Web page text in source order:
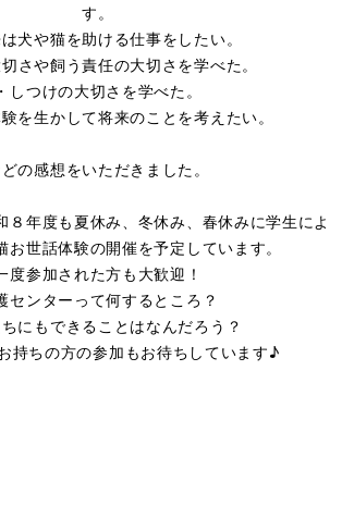
す。
は犬や猫を助ける仕事をしたい。
切さや飼う責任の大切さを学べた。
・しつけの大切さを学べた。
を生かして将来のことを考えたい。
の感想をいただきました。
８年度も夏休み、冬休み、春休みに学生によ
お世話体験の開催を予定しています。
度参加された方も大歓迎！
センターって何するところ？
にもできることはなんだろう？
持ちの方の参加もお待ちしています♪